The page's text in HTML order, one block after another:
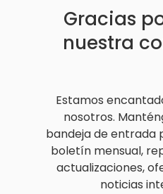
Gracias
nuestra
Estamos
nosotros.
bandeja de entrada
boletín mensual,
actualizaciones,
noticias